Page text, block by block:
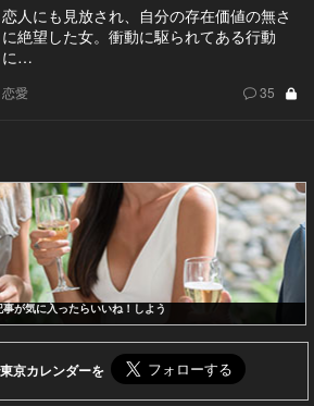
恋人にも見放され、自分の存在価値の無さ
に絶望した女。衝動に駆られてある行動
に…
恋愛 35
事が気に入ったらいいね！しよう
京カレンダーを